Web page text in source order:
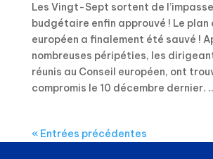
Les Vingt-Sept sortent de
budgétaire enfin approuvé ! Le plan
européen a finalement été sauvé !
nombreuses péripéties, les
réunis au Conseil européen, ont
compromis le 10 décembre dernier.
« Entrées précédentes